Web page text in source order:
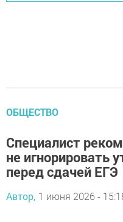
ОБЩЕСТВО
Специалист
не игнорировать
перед сдачей ЕГЭ
Автор, 1 июня 2026 -